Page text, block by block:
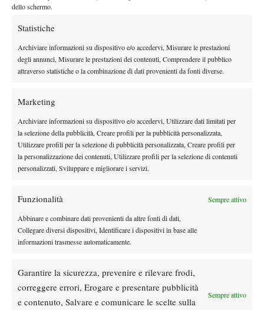
dello schermo.
Statistiche
Archiviare informazioni su dispositivo e/o accedervi, Misurare le prestazioni
degli annunci, Misurare le prestazioni dei contenuti, Comprendere il pubblico
attraverso statistiche o la combinazione di dati provenienti da fonti diverse.
Marketing
Archiviare informazioni su dispositivo e/o accedervi, Utilizzare dati limitati per
la selezione della pubblicità, Creare profili per la pubblicità personalizzata,
Utilizzare profili per la selezione di pubblicità personalizzata, Creare profili per
la personalizzazione dei contenuti, Utilizzare profili per la selezione di contenuti
personalizzati, Sviluppare e migliorare i servizi.
Funzionalità Sempre attivo
Abbinare e combinare dati provenienti da altre fonti di dati,
Collegare diversi dispositivi, Identificare i dispositivi in base alle
informazioni trasmesse automaticamente.
Garantire la sicurezza, prevenire e rilevare frodi,
correggere errori, Erogare e presentare pubblicità
e contenuto, Salvare e comunicare le scelte sulla
Sempre attivo
importante che le tematiche sollevate abbiano natura
ovviamente potranno essere affrontati in via bilaterale.
A voi la parola….